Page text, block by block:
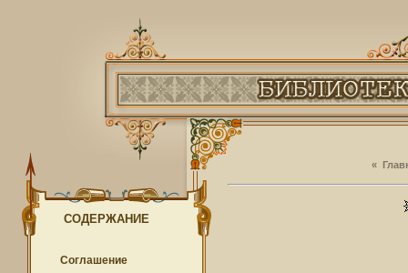
СОДЕРЖАНИЕ
Соглашение
«